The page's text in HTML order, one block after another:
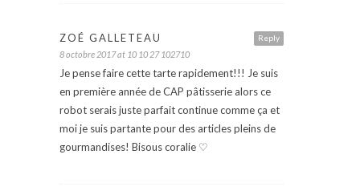
Reply
ZOÉ GALLETEAU
8 octobre 2017 at 10 10 27 102710
Je pense faire cette tarte rapidement!!! Je suis
en première année de CAP pâtisserie alors ce
robot serais juste parfait continue comme ça et
moi je suis partante pour des articles pleins de
gourmandises! Bisous coralie ♡